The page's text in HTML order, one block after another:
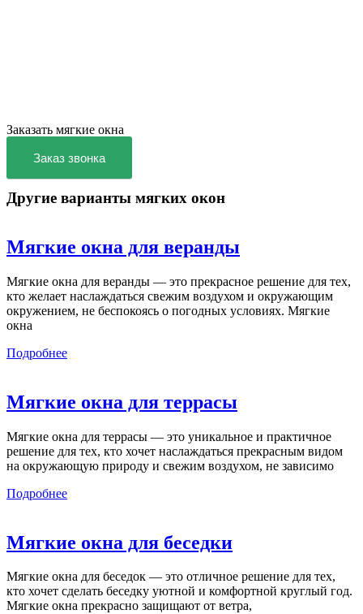
Заказать мягкие окна
Заказ звонка
Другие варианты мягких окон
Мягкие окна для веранды
Мягкие окна для веранды — это прекрасное решение для тех,
кто желает наслаждаться свежим воздухом и окружающим
окружением, не беспокоясь о погодных условиях. Мягкие
окна
Подробнее
Мягкие окна для террасы
Мягкие окна для террасы — это уникальное и практичное
решение для тех, кто хочет наслаждаться прекрасным видом
на окружающую природу и свежим воздухом, не зависимо
Подробнее
Мягкие окна для беседки
Мягкие окна для беседок — это отличное решение для тех,
кто хочет сделать беседку уютной и комфортной круглый год.
Мягкие окна прекрасно защищают от ветра,